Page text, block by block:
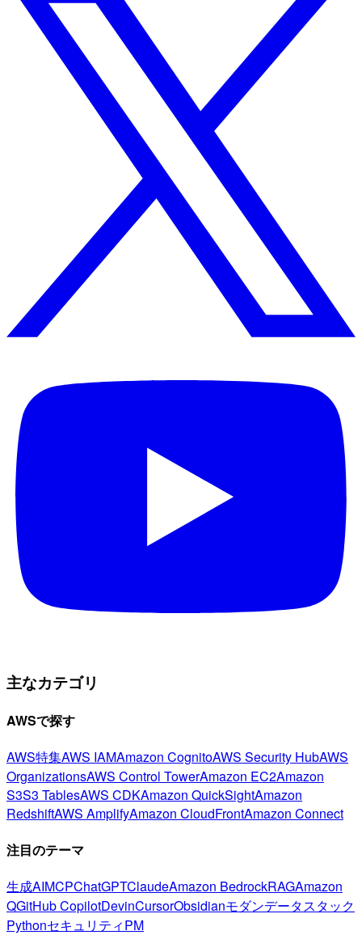
主なカテゴリ
AWSで探す
AWS特集AWS IAMAmazon CognitoAWS Security HubAWS
OrganizationsAWS Control TowerAmazon EC2Amazon
S3S3 TablesAWS CDKAmazon QuickSightAmazon
RedshiftAWS AmplifyAmazon CloudFrontAmazon Connect
注目のテーマ
生成AIMCPChatGPTClaudeAmazon BedrockRAGAmazon
QGitHub CopilotDevinCursorObsidianモダンデータスタック
PythonセキュリティPM